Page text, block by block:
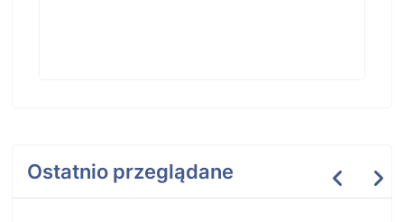
Ostatnio przeglądane